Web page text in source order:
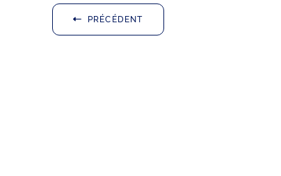
PRÉCÉDENT